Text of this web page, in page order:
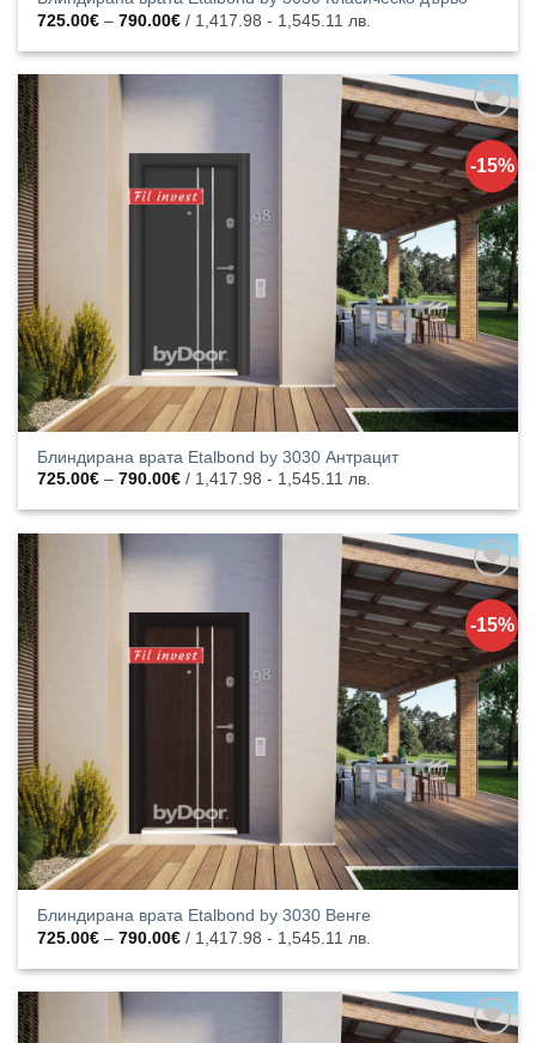
725.00€ – 790.00€Price
range:
725.00€
/ 1,417.98 - 1,545.11 лв.
-15%
Добавяне
към
списъка с
харесани
продукти
Блиндирана врата Etalbond by 3030 Антрацит
725.00€ – 790.00€Price
725.00€
/ 1,417.98 - 1,545.11 лв.
-15%
Добавяне
към
списъка с
харесани
продукти
Блиндирана врата Etalbond by 3030 Венге
725.00€ – 790.00€Price
range:
725.00€
/ 1,417.98 - 1,545.11 лв.